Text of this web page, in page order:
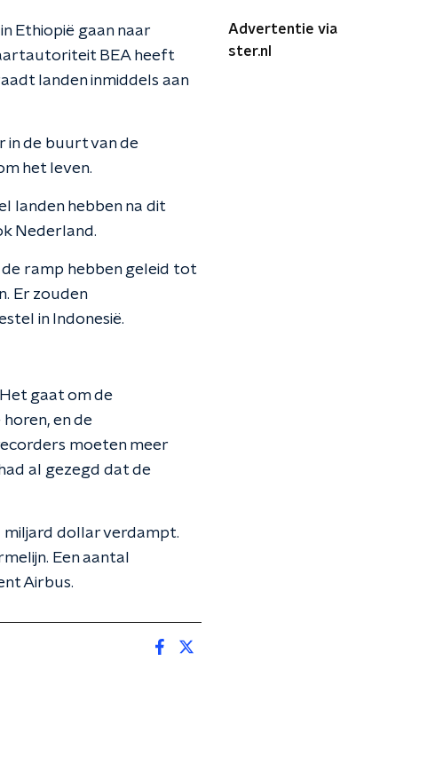
in Ethiopië gaan naar
BEA heeft
landen inmiddels aan
in de buurt van de
het leven.
landen hebben na dit
Nederland.
ramp hebben geleid tot
Er zouden
in Indonesië.
gaat om de
en de
moeten meer
al gezegd dat de
miljard dollar verdampt.
Een aantal
Airbus.
Advertentie via
ster.nl